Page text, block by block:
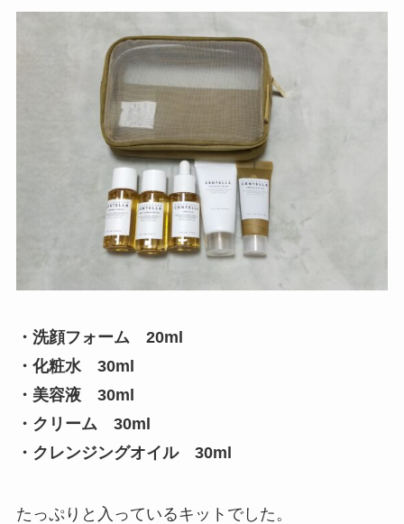
・洗顔フォーム 20ml
・化粧水 30ml
・美容液 30ml
・クリーム 30ml
・クレンジングオイル 30ml
たっぷりと入っているキットでした。